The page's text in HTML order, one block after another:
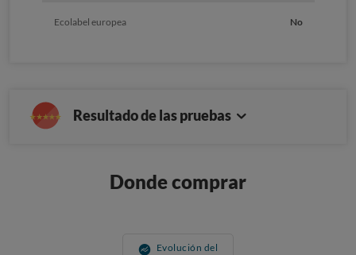
Ecolabel europea No
Resultado de las pruebas
Donde comprar
Evolución del